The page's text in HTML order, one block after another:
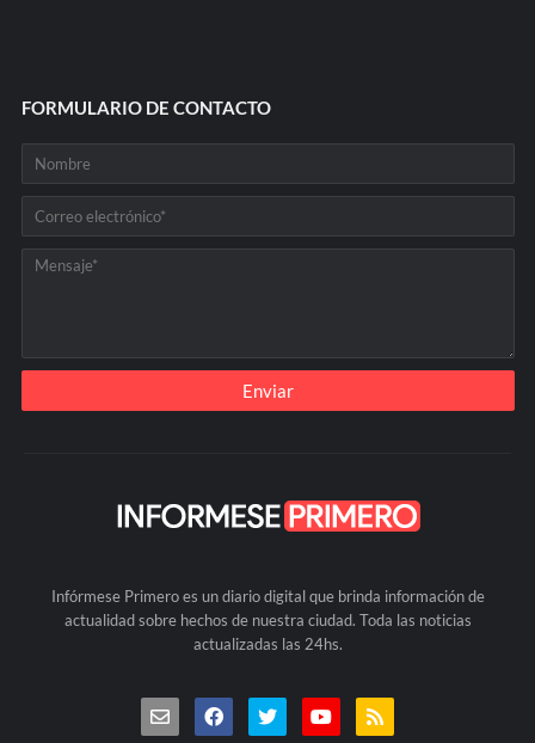
FORMULARIO DE CONTACTO
Infórmese Primero es un diario digital que brinda información de
actualidad sobre hechos de nuestra ciudad. Toda las noticias
actualizadas las 24hs.